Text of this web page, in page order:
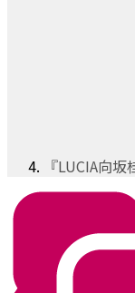
『LUCIA向